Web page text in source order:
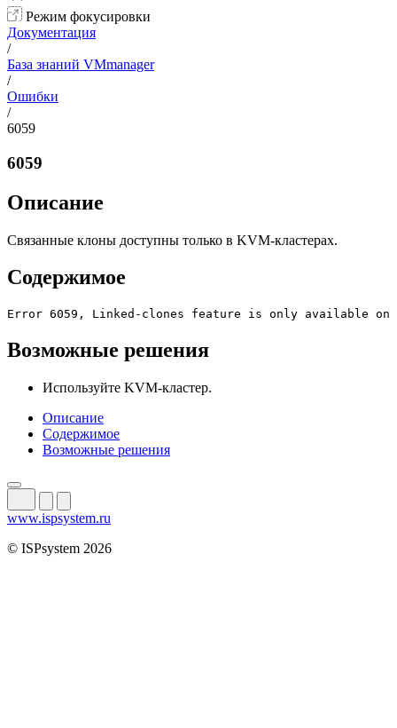
Режим фокусировки
Документация
/
База знаний VMmanager
/
Ошибки
/
6059
6059
Описание
Связанные клоны доступны только в KVM-кластерах.
Содержимое
Error 6059, Linked-clones feature is only available on
Возможные решения
Используйте KVM-кластер.
Описание
Содержимое
Возможные решения
www.ispsystem.ru
© ISPsystem 2026